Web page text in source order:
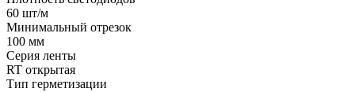
60 шт/м
Минимальный отрезок
100 мм
Серия ленты
RT открытая
Тип герметизации